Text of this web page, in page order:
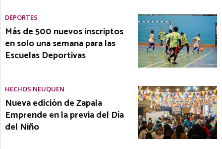
DEPORTES
Más de 500 nuevos inscriptos
en solo una semana para las
Escuelas Deportivas
HECHOS NEUQUÉN
Nueva edición de Zapala
Emprende en la previa del Día
del Niño